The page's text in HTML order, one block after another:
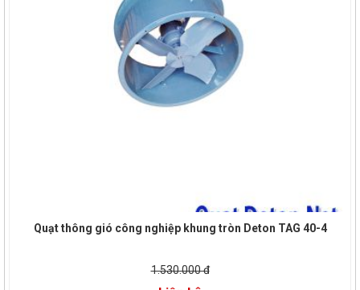
Quạt thông gió công nghiệp khung tròn Deton TAG 40-4
1.530.000 đ